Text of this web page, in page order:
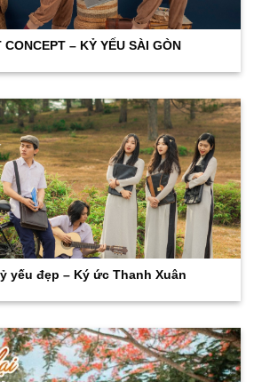
CONCEPT – KỶ YẾU SÀI GÒN
yếu đẹp – Ký ức Thanh Xuân